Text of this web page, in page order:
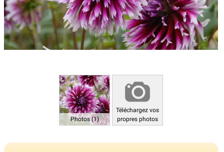
Photos (1)
Téléchargez vos
propres photos